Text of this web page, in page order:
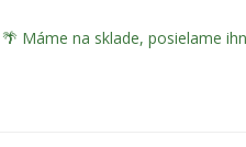
🌴 Máme na sklade, posielame